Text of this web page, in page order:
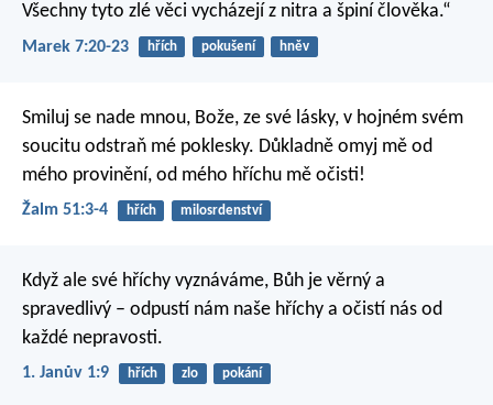
Všechny tyto zlé věci vycházejí z nitra a špiní člověka.“
Marek 7:20-23 hřích pokušení hněv
Smiluj se nade mnou, Bože, ze své lásky, v hojném svém
soucitu odstraň mé poklesky. Důkladně omyj mě od
mého provinění, od mého hříchu mě očisti!
Žalm 51:3-4 hřích milosrdenství
Když ale své hříchy vyznáváme, Bůh je věrný a
spravedlivý – odpustí nám naše hříchy a očistí nás od
každé nepravosti.
1. Janův 1:9 hřích zlo pokání